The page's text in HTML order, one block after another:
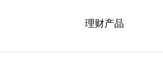
理财产品